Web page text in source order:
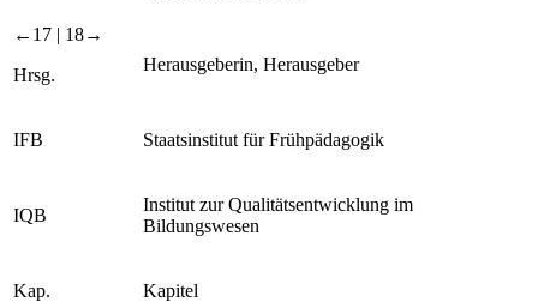
←17 | 18→
Hrsg.
Herausgeberin, Herausgeber
IFB Staatsinstitut für Frühpädagogik
IQB
Institut zur Qualitätsentwicklung im
Bildungswesen
Kap. Kapitel